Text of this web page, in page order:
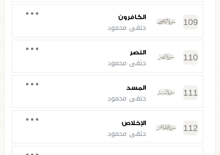
109 الكافرون
حنفي محمود
110 النصر
حنفي محمود
111 المسد
حنفي محمود
112 الإخلاص
حنفي محمود